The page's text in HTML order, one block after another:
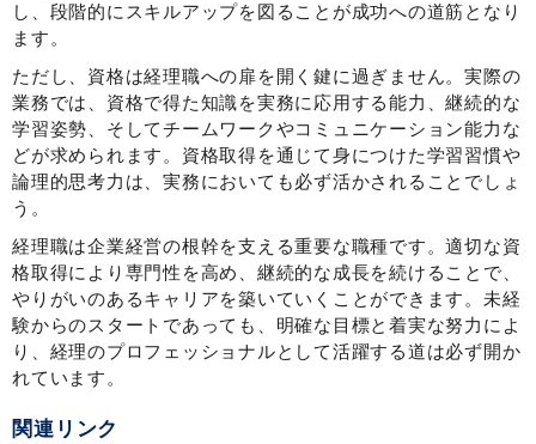
し、段階的にスキルアップを図ることが成功への道筋となり
ます。
ただし、資格は経理職への扉を開く鍵に過ぎません。実際の
業務では、資格で得た知識を実務に応用する能力、継続的な
学習姿勢、そしてチームワークやコミュニケーション能力な
どが求められます。資格取得を通じて身につけた学習習慣や
論理的思考力は、実務においても必ず活かされることでしょ
う。
経理職は企業経営の根幹を支える重要な職種です。適切な資
格取得により専門性を高め、継続的な成長を続けることで、
やりがいのあるキャリアを築いていくことができます。未経
験からのスタートであっても、明確な目標と着実な努力によ
り、経理のプロフェッショナルとして活躍する道は必ず開か
れています。
関連リンク